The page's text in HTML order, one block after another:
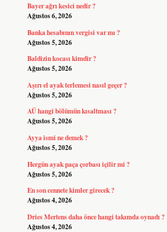
Bayer ağrı kesici nedir ?
Ağustos 6, 2026
Banka hesabının vergisi var mı ?
Ağustos 5, 2026
Baldizin kocası kimdir ?
Ağustos 5, 2026
Aşırı el ayak terlemesi nasıl geçer ?
Ağustos 5, 2026
AÜ hangi bölümün kısaltması ?
Ağustos 5, 2026
Ayya ismi ne demek ?
Ağustos 5, 2026
Hergün ayak paça çorbası içilir mi ?
Ağustos 5, 2026
En son cennete kimler girecek ?
Ağustos 4, 2026
Dries Mertens daha önce hangi takımda oynadı ?
Ağustos 4, 2026